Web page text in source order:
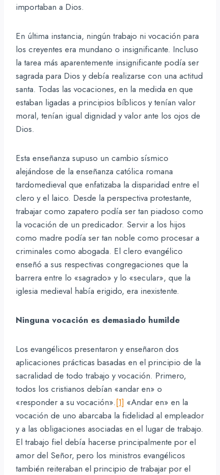
importaban a Dios.
En última instancia, ningún trabajo ni vocación para
los creyentes era mundano o insignificante. Incluso
la tarea más aparentemente insignificante podía ser
sagrada para Dios y debía realizarse con una actitud
santa. Todas las vocaciones, en la medida en que
estaban ligadas a principios bíblicos y tenían valor
moral, tenían igual dignidad y valor ante los ojos de
Dios.
Esta enseñanza supuso un cambio sísmico
alejándose de la enseñanza católica romana
tardomedieval que enfatizaba la disparidad entre el
clero y el laico. Desde la perspectiva protestante,
trabajar como zapatero podía ser tan piadoso como
la vocación de un predicador. Servir a los hijos
como madre podía ser tan noble como procesar a
criminales como abogada. El clero evangélico
enseñó a sus respectivas congregaciones que la
barrera entre lo «sagrado» y lo «secular», que la
iglesia medieval había erigido, era inexistente.
Ninguna vocación es demasiado humilde
Los evangélicos presentaron y enseñaron dos
aplicaciones prácticas basadas en el principio de la
sacralidad de todo trabajo y vocación. Primero,
todos los cristianos debían «andar en» o
«responder a su vocación».[1] «Andar en» en la
vocación de uno abarcaba la fidelidad al empleador
y a las obligaciones asociadas en el lugar de trabajo.
El trabajo fiel debía hacerse principalmente por el
amor del Señor, pero los ministros evangélicos
también reiteraban el principio de trabajar por el